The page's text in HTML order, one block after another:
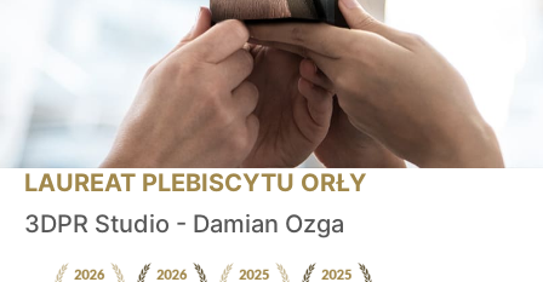
LAUREAT PLEBISCYTU ORŁY
3DPR Studio - Damian Ozga